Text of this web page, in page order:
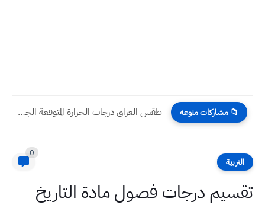
📁 مشاركات منوعه طقس العراق درجات الحرارة المتوقعة الجمعة 15 / 08 /...
التربية
0
تقسيم درجات فصول مادة التاريخ